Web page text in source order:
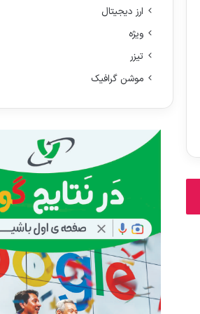
ارز دیجیتال
ویژه
تیزر
موشن گرافیک